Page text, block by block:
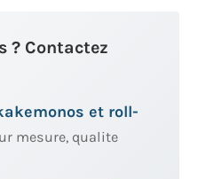
? Contactez
et roll-
mesure, qualite